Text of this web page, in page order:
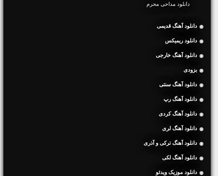
دانلود مداحی محرم
دانلود آهنگ قدیمی
دانلود ریمیکس
دانلود آهنگ خارجی
بزودی
دانلود آهنگ سنتی
دانلود آهنگ رپ
دانلود آهنگ کردی
دانلود آهنگ لری
دانلود آهنگ ترکی و آذری
دانلود آهنگ لکی
دانلود موزیک ویدئو